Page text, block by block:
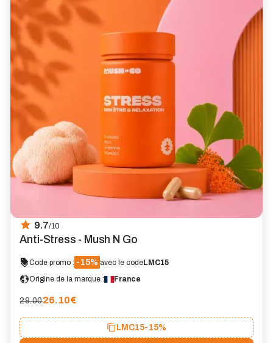
9.7/10
Anti-Stress - Mush N Go
Code promo : -15% avec le codeLMC15
Origine de la marque :
France
29.0026.10€
LMC15-15%